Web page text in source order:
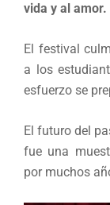
vida y al amor.
El festival
a los
esfuerzo se
El futuro del
fue una
por muchos